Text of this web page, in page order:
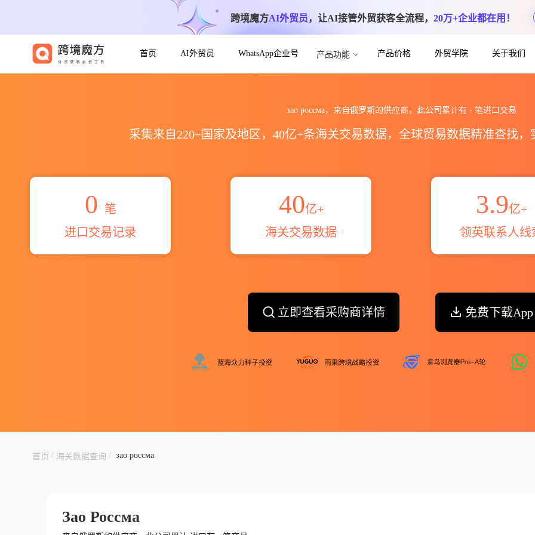
跨境魔方AI外贸员，让AI接管外贸获客全流程， 20万+企业都在用！
首页 AI外贸员 WhatsApp企业号 产品功能 产品价格 外贸学院 关于我们
зао россма，来自俄罗斯的供应商，此公司累计有 -笔进口交易
采集来自220+国家及地区，40亿+条海关交易数据，全球贸易数据精准查找
0 笔
进口交易记录
40亿+
海关交易数据
3.9亿+
领英联系人线
立即查看采购商详情 免费下载App
首页 / 海关数据查询 / зао россма
Зао Россма